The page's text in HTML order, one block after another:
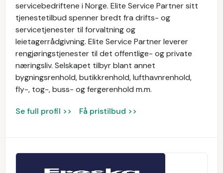
servicebedriftene i Norge. Elite Service Partner sitt
tjenestetilbud spenner bredt fra drifts- og
servicetjenester til forvaltning og
leietagerrådgivning. Elite Service Partner leverer
rengjøringstjenester til det offentlige- og private
næringsliv. Selskapet tilbyr blant annet
bygningsrenhold, butikkrenhold, lufthavnrenhold,
fly-, tog-, buss- og fergerenhold m.m.
Se full profil >> Få pristilbud >>